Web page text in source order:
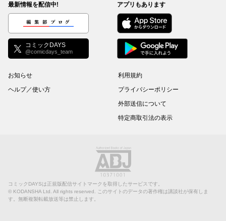
最新情報を配信中!
編集部ブログ
コミックDAYS
@comicdays_team
アプリもあります
お知らせ
ヘルプ／使い方
利用規約
プライバシーポリシー
外部送信について
特定商取引法の表示
コミックDAYSは正規版配信サイトマークを取得したサービスです。
© KODANSHA Ltd. All rights reserved. このサイトのデータの著作権は講談社が保有しま
す。無断複製転載放送等は禁止します。